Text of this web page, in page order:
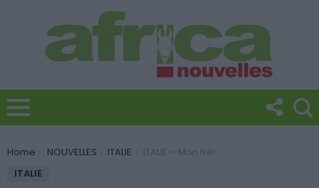
You are here:
Home NOUVELLES ITALIE
ITALIE – Mon frère est devenu italien: est-ce que je peux avoir un permis de séjour à travers lui?
ITALIE